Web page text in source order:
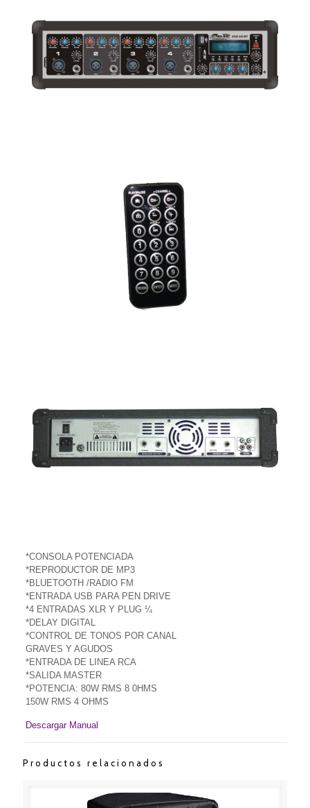
*CONSOLA POTENCIADA
*REPRODUCTOR DE MP3
*BLUETOOTH /RADIO FM
*ENTRADA USB PARA PEN DRIVE
*4 ENTRADAS XLR Y PLUG ¼
*DELAY DIGITAL
*CONTROL DE TONOS POR CANAL
GRAVES Y AGUDOS
*ENTRADA DE LINEA RCA
*SALIDA MASTER
*POTENCIA: 80W RMS 8 0HMS
150W RMS 4 OHMS
Descargar Manual
Productos relacionados